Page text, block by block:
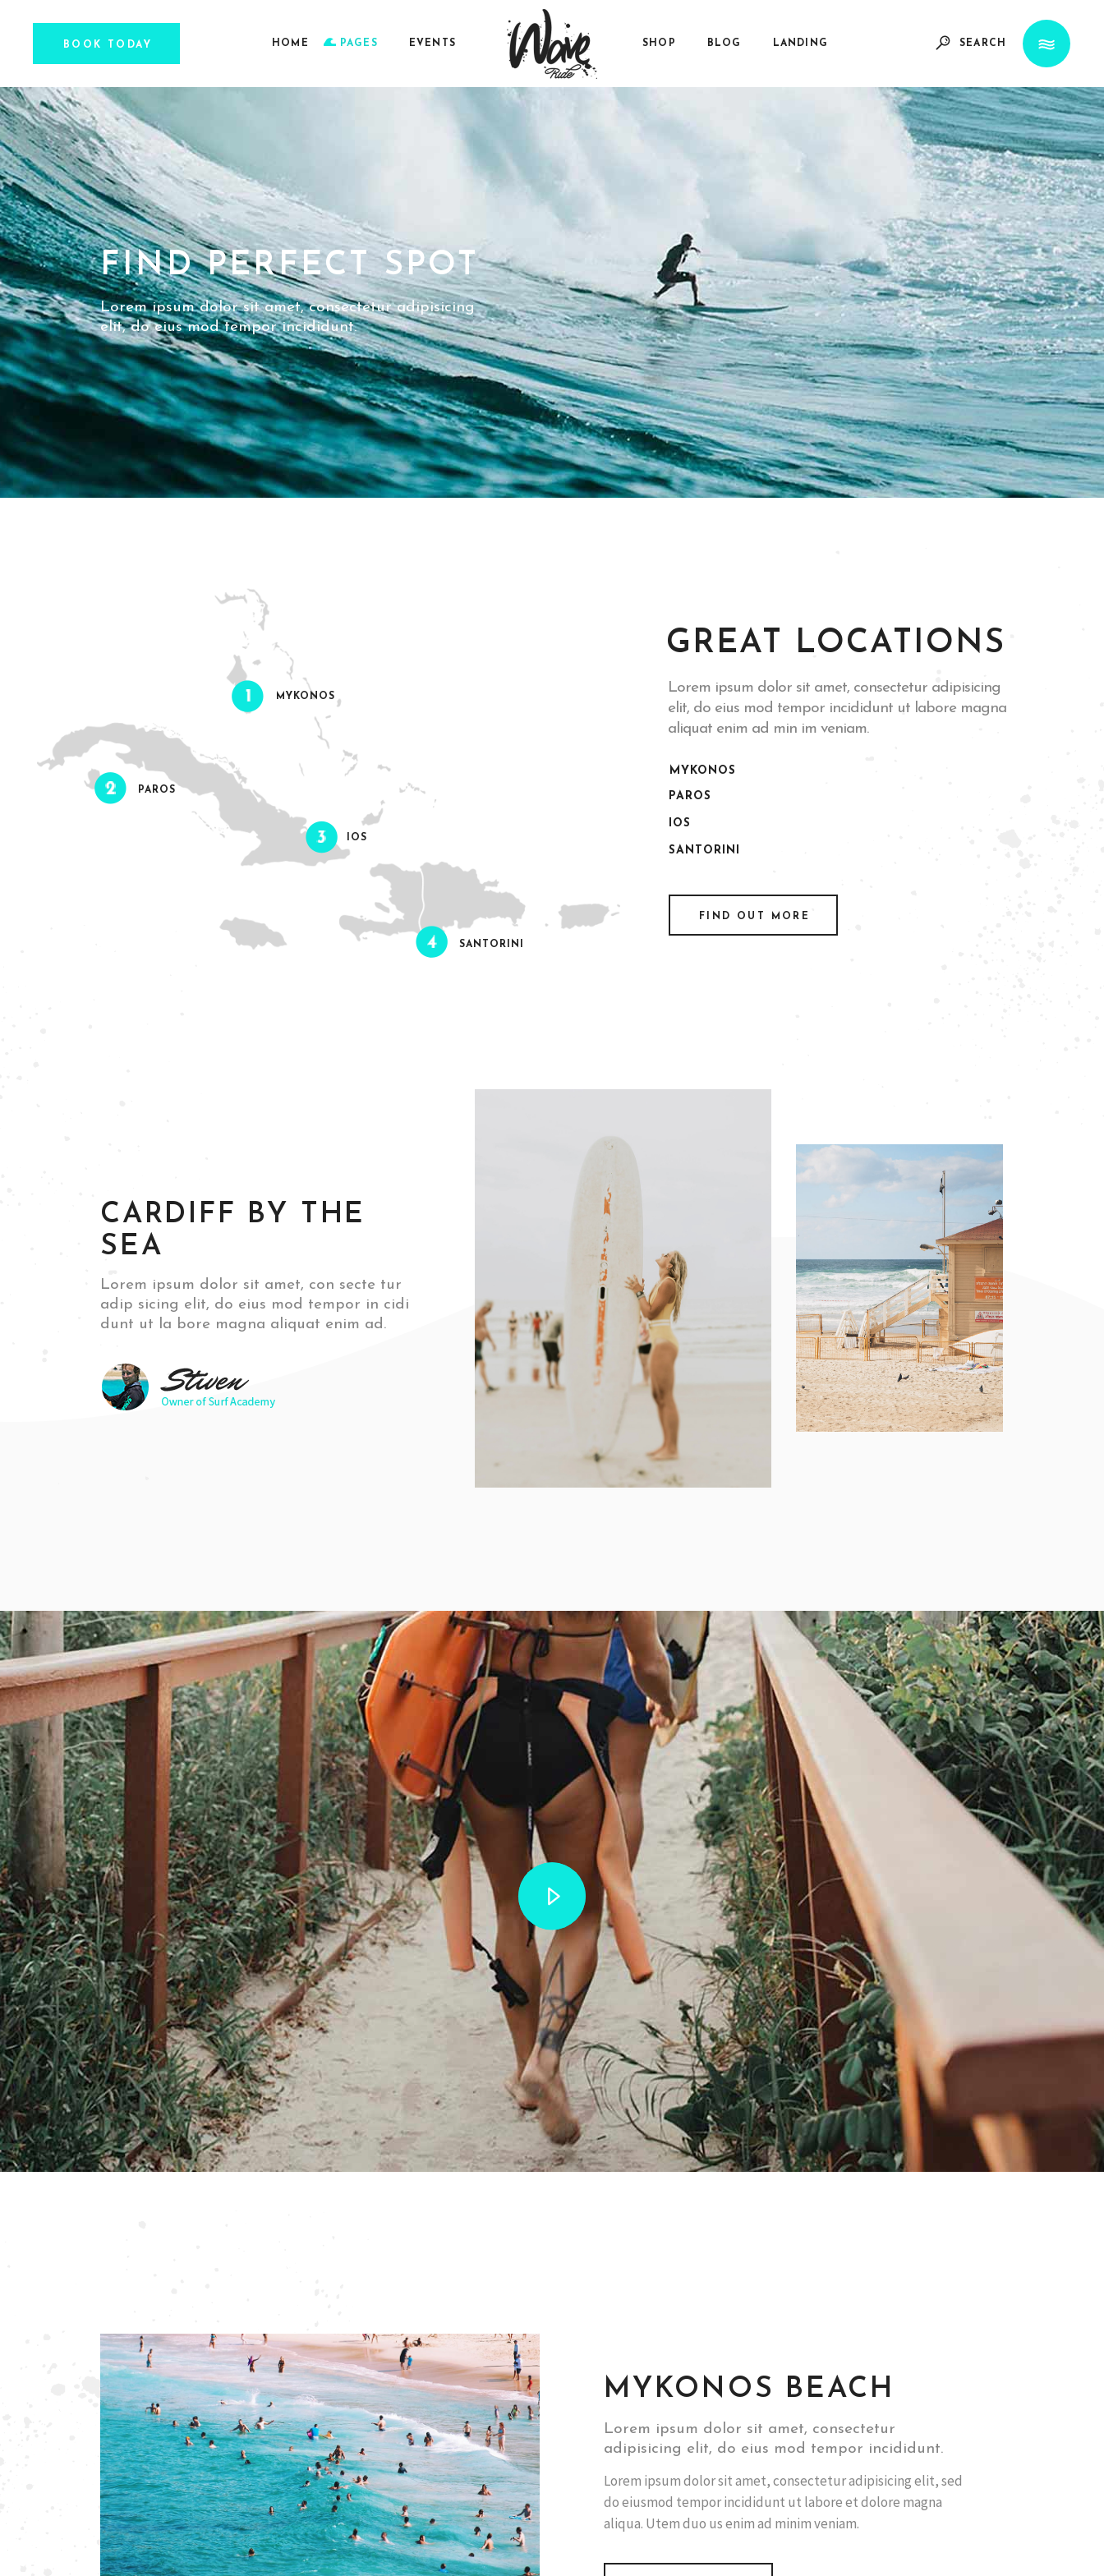
BOOK TODAY HOME PAGES EVENTS SHOP BLOG LANDING SEARCH
FIND PERFECT SPOT
Lorem ipsum dolor sit amet, consectetur adipisicing
elit, do eius mod tempor incididunt.
MYKONOS
PAROS
IOS
SANTORINI
GREAT LOCATIONS
Lorem ipsum dolor sit amet, consectetur adipisicing
elit, do eius mod tempor incididunt ut labore magna
aliquat enim ad min im veniam.
MYKONOS
PAROS
IOS
SANTORINI
FIND OUT MORE
CARDIFF BY THE
SEA
Lorem ipsum dolor sit amet, con secte tur
adip sicing elit, do eius mod tempor in cidi
dunt ut la bore magna aliquat enim ad.
MYKONOS BEACH
Lorem ipsum dolor sit amet, consectetur
adipisicing elit, do eius mod tempor incididunt.
Lorem ipsum dolor sit amet, consectetur adipisicing elit, sed
do eiusmod tempor incididunt ut labore et dolore magna
aliqua. Utem duo us enim ad minim veniam.